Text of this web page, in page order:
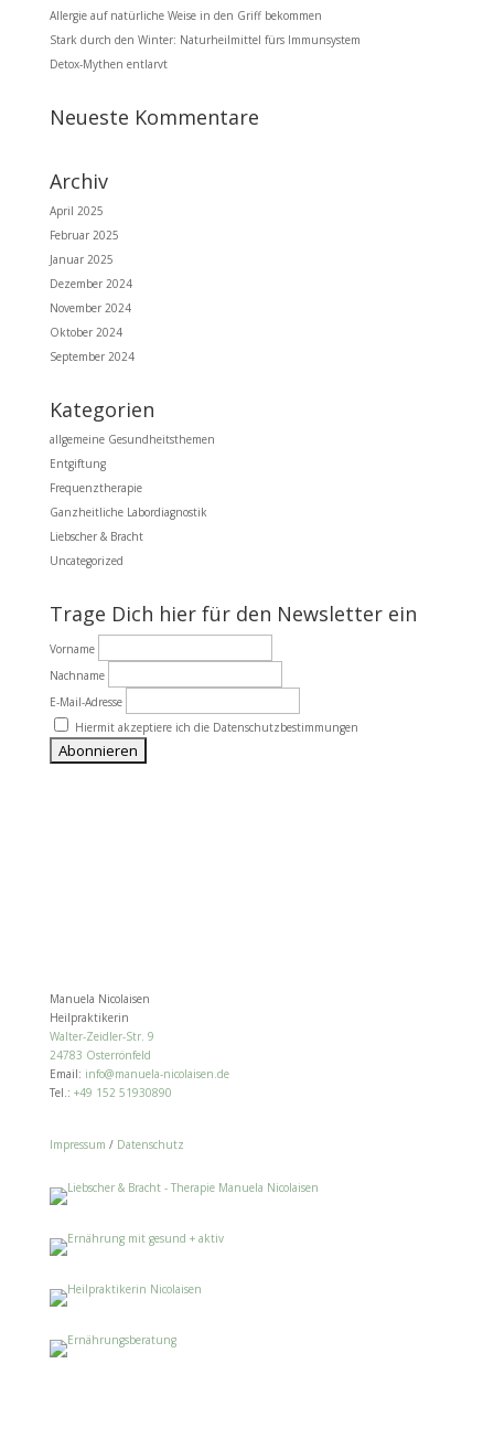
Allergie auf natürliche Weise in den Griff bekommen
Stark durch den Winter: Naturheilmittel fürs Immunsystem
Detox-Mythen entlarvt
Neueste Kommentare
Archiv
April 2025
Februar 2025
Januar 2025
Dezember 2024
November 2024
Oktober 2024
September 2024
Kategorien
allgemeine Gesundheitsthemen
Entgiftung
Frequenztherapie
Ganzheitliche Labordiagnostik
Liebscher & Bracht
Uncategorized
Trage Dich hier für den Newsletter ein
Vorname
Nachname
E-Mail-Adresse
Hiermit akzeptiere ich die Datenschutzbestimmungen
Manuela Nicolaisen
Heilpraktikerin
Walter-Zeidler-Str. 9
24783 Osterrönfeld
Email: info@manuela-nicolaisen.de
Tel.: +49 152 51930890
Impressum / Datenschutz